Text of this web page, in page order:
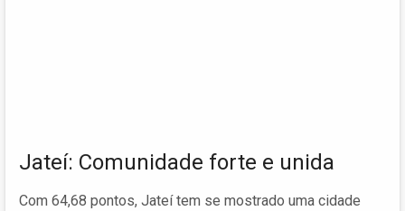
Jateí: Comunidade forte e unida
Com 64,68 pontos, Jateí tem se mostrado uma cidade